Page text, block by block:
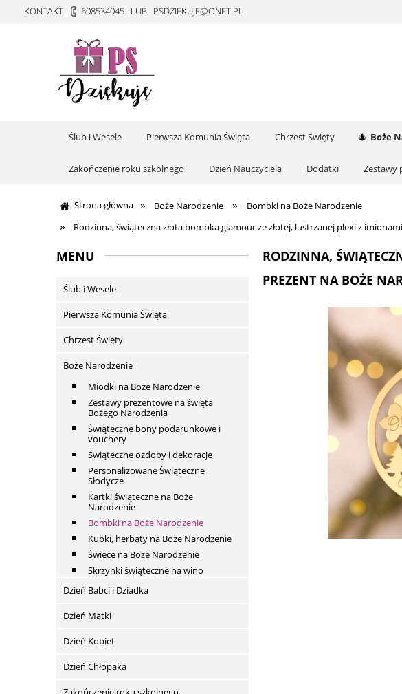
KONTAKT 608534045 LUB PSDZIEKUJE@ONET.PL
Ślub i Wesele Pierwsza Komunia Święta Chrzest Święty Boże
Zakończenie roku szkolnego Dzień Nauczyciela Dodatki Zestawy
Strona główna » Boże Narodzenie » Bombki na Boże Narodzenie
» Rodzinna, świąteczna złota bombka glamour ze złotej, lustrzanej plexi z
MENU
Ślub i Wesele
Pierwsza Komunia Święta
Chrzest Święty
Boże Narodzenie
Miodki na Boże Narodzenie
Zestawy prezentowe na święta
Bożego Narodzenia
Świąteczne bony podarunkowe i
vouchery
Świąteczne ozdoby i dekoracje
Personalizowane Świąteczne
Słodycze
Kartki świąteczne na Boże
Narodzenie
Bombki na Boże Narodzenie
Kubki, herbaty na Boże Narodzenie
Świece na Boże Narodzenie
Skrzynki świąteczne na wino
Dzień Babci i Dziadka
Dzień Matki
Dzień Kobiet
Dzień Chłopaka
RODZINNA,
PREZENT NA BOŻE